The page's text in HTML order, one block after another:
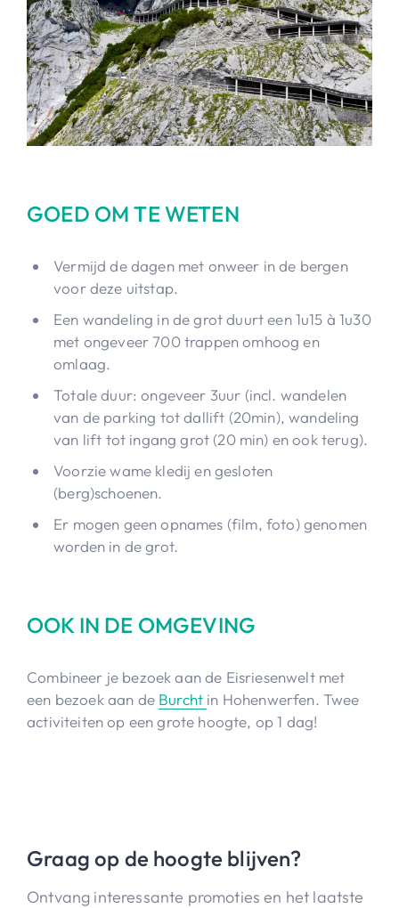
GOED OM TE WETEN
Vermijd de dagen met onweer in de bergen
voor deze uitstap.
Een wandeling in de grot duurt een 1u15 à 1u30
met ongeveer 700 trappen omhoog en
omlaag.
Totale duur: ongeveer 3uur (incl. wandelen
van de parking tot dallift (20min), wandeling
van lift tot ingang grot (20 min) en ook terug).
Voorzie wame kledij en gesloten
(berg)schoenen.
Er mogen geen opnames (film, foto) genomen
worden in de grot.
OOK IN DE OMGEVING
Combineer je bezoek aan de Eisriesenwelt met
een bezoek aan de Burcht in Hohenwerfen. Twee
activiteiten op een grote hoogte, op 1 dag!
Graag op de hoogte blijven?
Ontvang interessante promoties en het laatste